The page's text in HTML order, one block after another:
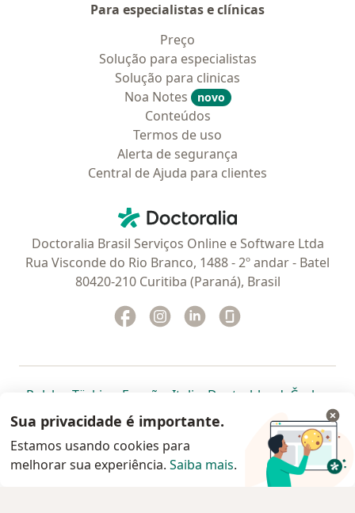
Para especialistas e clínicas
Preço
Solução para especialistas
Solução para clinicas
Noa Notes
novo
Conteúdos
Termos de uso
Alerta de segurança
Central de Ajuda para clientes
Doctoralia - Homepage
Doctoralia Brasil Serviços Online e Software Ltda
Rua Visconde do Rio Branco, 1488 - 2º andar - Batel
80420-210 Curitiba (Paraná), Brasil
Facebook
abre num novo separador
Instagram
abre num novo separador
Linkedin
abre num novo
Polska abre num novo separador
Türkiye abre num novo separador
España abre num novo separador
Italia abre num novo
Deutschlandabre num
Česko
Portugal abre num novo separador
, México abre num novo separador
, abre num novo separador
Brasil abre num novoabre num
abre
Colombia abre num novo
www.doctoralia.com.br © 2026 - Agende agora sua
Sua privacidade é importante.
Estamos usando cookies para
melhorar sua experiência. Saiba mais.